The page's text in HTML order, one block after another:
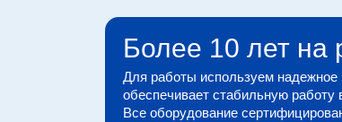
Более 10 лет на
Для работы используем надежное
обеспечивает стабильную
Все оборудование